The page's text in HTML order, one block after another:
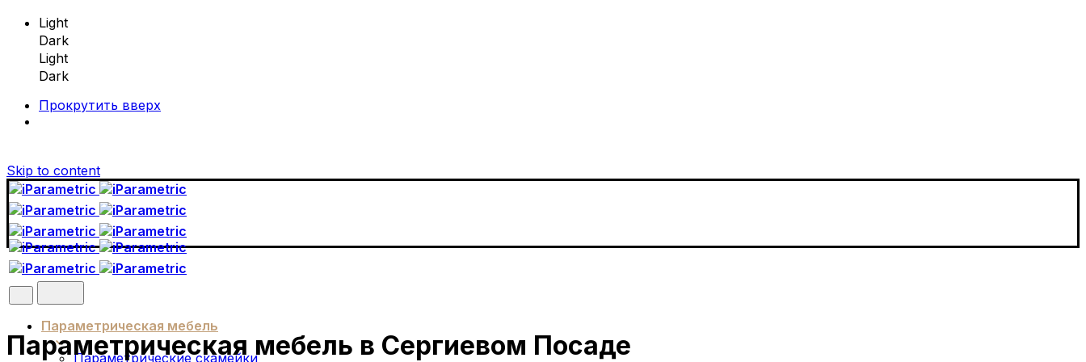
Light
Dark
Light
Dark
Прокрутить вверх
Skip to content
Параметрическая мебель
Параметрические скамейки
Параметрическая мебель в Сергиевом Посаде